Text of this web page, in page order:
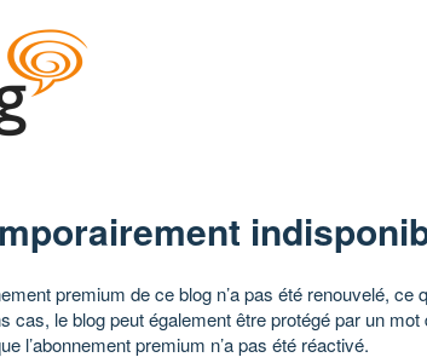
premium de ce blog n’a pas été renouvelé, ce
cas, le blog peut également être protégé par un mot
l’abonnement premium n’a pas été réactivé.